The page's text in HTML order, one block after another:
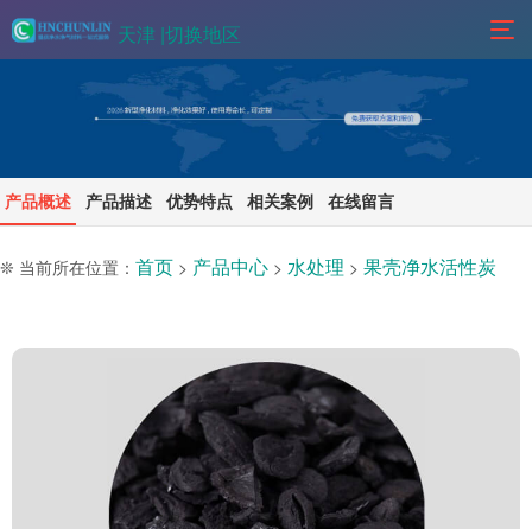
天津 |切换地区
产品概述 产品描述 优势特点 相关案例 在线留言
❊ 当前所在位置： 首页 > 产品中心 > 水处理 > 果壳净水活性炭